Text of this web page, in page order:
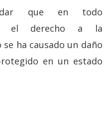
que en todo
el derecho a la
ha causado un daño
en un estado